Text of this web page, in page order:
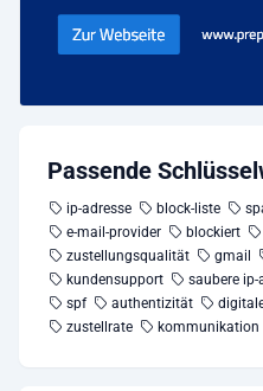
Passende
ip-adresse block-liste
e-mail-provider
blockiert
zustellungsqualität
gmail
kundensupport
saubere ip-
spf
authentizität
zustellrate
kommunikation